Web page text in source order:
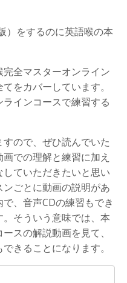
をするのに英語喉の本
全マスターオンライン
をカバーしています。
インコースで練習する
ので、ぜひ読んでいた
での理解と練習に加え
ていただきたいと思い
ごとに動画の説明があ
、音声CDの練習もでき
そういう意味では、本
スの解説動画を見て、
きることになります。